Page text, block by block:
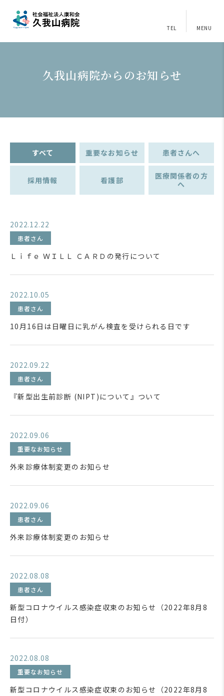
TEL MENU
久我山病院からのお知らせ
すべて 重要なお知らせ 患者さんへ
採用情報 看護部
医療関係者の方
へ
2022.12.22
患者さん
Ｌｉｆｅ ＷＩＬＬ ＣＡＲＤの発行について
2022.10.05
患者さん
10月16日は日曜日に乳がん検査を受けられる日です
2022.09.22
患者さん
『新型出生前診断 (NIPT)について』ついて
2022.09.06
重要なお知らせ
外来診療体制変更のお知らせ
2022.09.06
患者さん
外来診療体制変更のお知らせ
2022.08.08
患者さん
新型コロナウイルス感染症収束のお知らせ（2022年8月8
日付）
2022.08.08
重要なお知らせ
新型コロナウイルス感染症収束のお知らせ（2022年8月8